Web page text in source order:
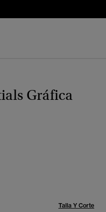
Gráfica
Talla Y Corte